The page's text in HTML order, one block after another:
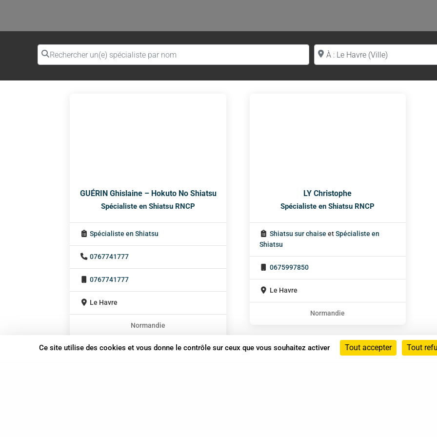
Rechercher un(e) spécialiste par nom Proche de (ville ou région)
GUÉRIN Ghislaine – Hokuto No Shiatsu
Spécialiste en Shiatsu RNCP
Spécialiste en Shiatsu
0767741777
0767741777
Le Havre
Normandie
LY Christophe
Spécialiste en Shiatsu RNCP
Shiatsu sur chaise etSpécialiste en
Shiatsu
0675997850
Le Havre
Normandie
Ce site utilise des cookies et vous donne le contrôle sur ceux que vous souhaitez activer Tout accepter Tout